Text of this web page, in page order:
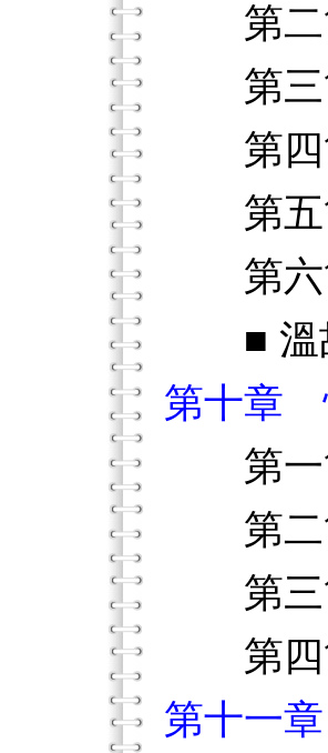
第二
第三
第四
第五
第六
■ 溫故
第十章
第一
第二
第三
第四
第十一